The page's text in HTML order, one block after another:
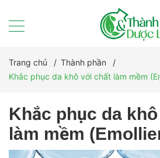
Trang chủ / Thành phần
/
Khắc phục da khô với chất làm mềm
Khắc phục da
làm mềm